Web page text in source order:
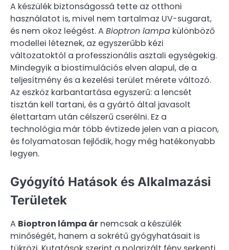
A készülék biztonságossá tette az otthoni
használatot is, mivel nem tartalmaz UV-sugarat,
és nem okoz leégést. ABioptron lampa különböző
modellei léteznek, az egyszerűbb kézi
változatoktól a professzionális asztali egységekig.
Mindegyik a biostimulációs elven alapul, de a
teljesítmény és a kezelési terület mérete változó.
Az eszköz karbantartása egyszerű: a lencsét
tisztán kell tartani, és a gyártó által javasolt
élettartam után célszerű cserélni. Ez a
technológia már több évtizede jelen van a piacon,
és folyamatosan fejlődik, hogy még hatékonyabb
legyen.
Gyógyító Hatások és Alkalmazási
Területek
A Bioptron lámpa ár nemcsak a készülék
minőségét, hanem a sokrétű gyógyhatásait is